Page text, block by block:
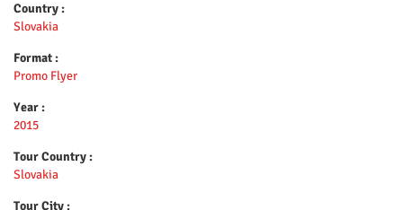
Country :
Slovakia
Format :
Promo Flyer
Year :
2015
Tour Country :
Slovakia
Tour City :